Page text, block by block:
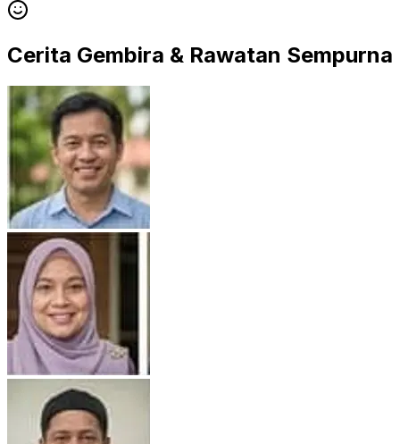
Cerita Gembira & Rawatan Sempurna